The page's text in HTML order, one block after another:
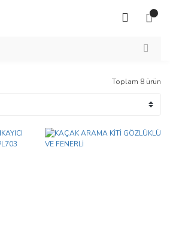
Toplam 8 ürün